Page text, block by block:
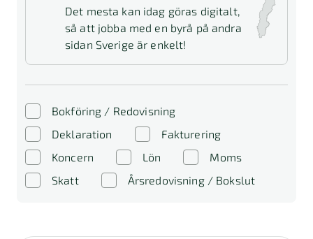
Det mesta kan idag göras digitalt,
så att jobba med en byrå på andra
sidan Sverige är enkelt!
Bokföring / Redovisning
Deklaration
Fakturering
Koncern
Lön
Moms
Skatt
Årsredovisning / Bokslut